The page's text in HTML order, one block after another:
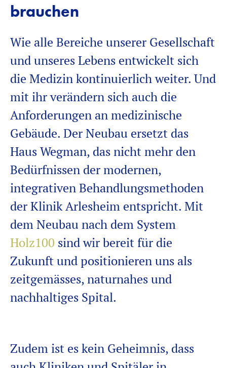
brauchen
Wie alle Bereiche unserer Gesellschaft
und unseres Lebens entwickelt sich
die Medizin kontinuierlich weiter. Und
mit ihr verändern sich auch die
Anforderungen an medizinische
Gebäude. Der Neubau ersetzt das
Haus Wegman, das nicht mehr den
Bedürfnissen der modernen,
integrativen Behandlungsmethoden
der Klinik Arlesheim entspricht. Mit
dem Neubau nach dem System
Holz100 sind wir bereit für die
Zukunft und positionieren uns als
zeitgemässes, naturnahes und
nachhaltiges Spital.
Zudem ist es kein Geheimnis, dass